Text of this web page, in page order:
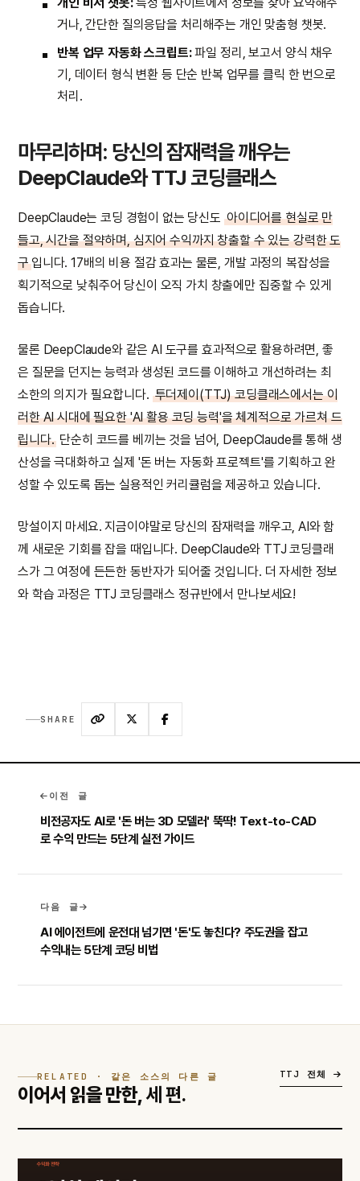
거나, 간단한 질의응답을 처리해주는 개인 맞춤형 챗봇.
반복 업무 자동화 스크립트:파일 정리, 보고서 양식 채우
기, 데이터 형식 변환 등 단순 반복 업무를 클릭 한 번으로
처리.
마무리하며: 당신의 잠재력을 깨우는
DeepClaude와 TTJ 코딩클래스
DeepClaude는 코딩 경험이 없는 당신도 아이디어를 현실로 만
들고, 시간을 절약하며, 심지어 수익까지 창출할 수 있는 강력한 도
구입니다. 17배의 비용 절감 효과는 물론, 개발 과정의 복잡성을
획기적으로 낮춰주어 당신이 오직 가치 창출에만 집중할 수 있게
돕습니다.
물론 DeepClaude와 같은 AI 도구를 효과적으로 활용하려면, 좋
은 질문을 던지는 능력과 생성된 코드를 이해하고 개선하려는 최
소한의 의지가 필요합니다. 투더제이(TTJ) 코딩클래스에서는 이
러한 AI 시대에 필요한 'AI 활용 코딩 능력'을 체계적으로 가르쳐 드
립니다. 단순히 코드를 베끼는 것을 넘어, DeepClaude를 통해 생
산성을 극대화하고 실제 '돈 버는 자동화 프로젝트'를 기획하고 완
성할 수 있도록 돕는 실용적인 커리큘럼을 제공하고 있습니다.
망설이지 마세요. 지금이야말로 당신의 잠재력을 깨우고, AI와 함
께 새로운 기회를 잡을 때입니다. DeepClaude와 TTJ 코딩클래
스가 그 여정에 든든한 동반자가 되어줄 것입니다. 더 자세한 정보
와 학습 과정은 TTJ 코딩클래스 정규반에서 만나보세요!
SHARE
이전 글
비전공자도 AI로 '돈 버는 3D 모델러' 뚝딱! Text-to-CAD
로 수익 만드는 5단계 실전 가이드
다음 글
AI 에이전트에 운전대 넘기면 '돈'도 놓친다? 주도권을 잡고
수익내는 5단계 코딩 비법
RELATED · 같은 소스의 다른 글
이어서 읽을 만한,세 편.
TTJ 전체